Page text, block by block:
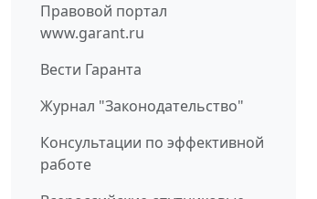
Правовой портал
www.garant.ru
Вести Гаранта
Журнал "Законодательство"
Консультации по эффективной
работе